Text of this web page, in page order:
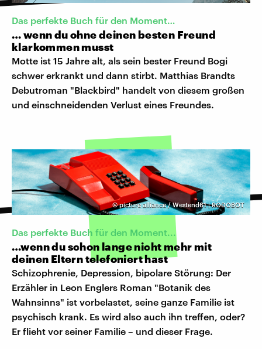
Das perfekte Buch für den Moment…
… wenn du ohne deinen besten Freund
klarkommen musst
Motte ist 15 Jahre alt, als sein bester Freund Bogi
schwer erkrankt und dann stirbt. Matthias Brandts
Debutroman "Blackbird" handelt von diesem großen
und einschneidenden Verlust eines Freundes.
©picture alliance / Westend61 | RODOBOT
Das perfekte Buch für den Moment...
…wenn du schon lange nicht mehr mit
deinen Eltern telefoniert hast
Schizophrenie, Depression, bipolare Störung: Der
Erzähler in Leon Englers Roman "Botanik des
Wahnsinns" ist vorbelastet, seine ganze Familie ist
psychisch krank. Es wird also auch ihn treffen, oder?
Er flieht vor seiner Familie – und dieser Frage.